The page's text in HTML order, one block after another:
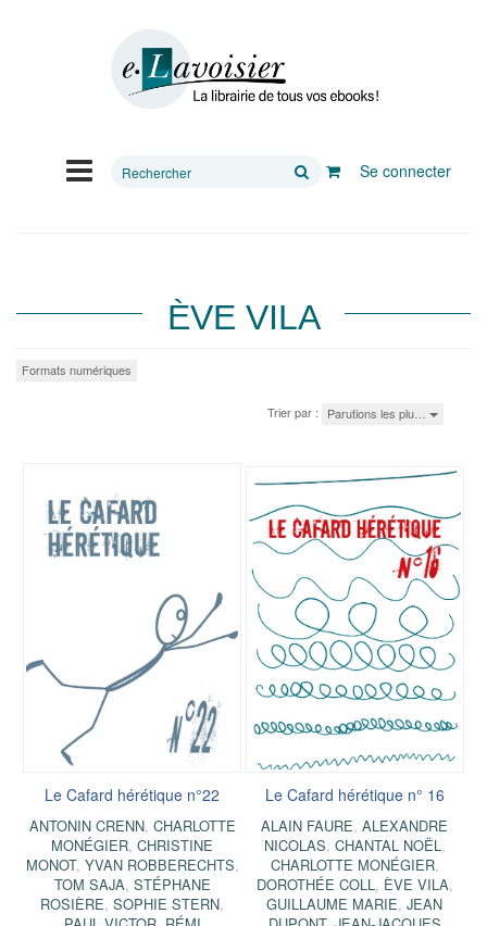
Rechercher
Se connecter
ÈVE VILA
Formats numériques
Trier par : Parutions les plu…
Le Cafard hérétique n°22
ANTONIN CRENN, CHARLOTTE
MONÉGIER,CHRISTINE
MONOT, YVAN ROBBERECHTS,
TOM SAJA, STÉPHANE
ROSIÈRE,SOPHIE STERN,
Le Cafard hérétique n° 16
ALAIN FAURE,ALEXANDRE
NICOLAS, CHANTAL NOËL,
CHARLOTTE MONÉGIER,
DOROTHÉE COLL, ÈVE VILA,
GUILLAUME MARIE,JEAN